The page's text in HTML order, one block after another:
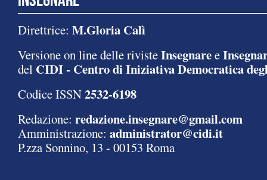
Direttrice: M.Gloria Calì
Versione on line delle rivisteInsegnaree
del CIDI - Centro di Iniziativa Democratica
Codice ISSN2532-6198
Redazione: redazione.insegnare@gmail.com
Amministrazione: administrator@cidi.it
P.zza Sonnino, 13 - 00153 Roma